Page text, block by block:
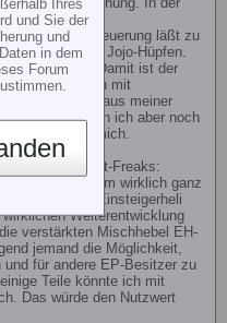
der
Die saubere Steuerung läßt zu
zum Jojo-Hüpfen.
geändert. Damit ist der
zu 10 Sekunden mit
geblieben (aus meiner
Wert). Da bin ich aber noch
melde ich mich.
alle EP-Concept-Freaks:
zu einem wirklich ganz
preiswerten Einsteigerheli
Weiterentwicklung
verstärkten Mischhebel EH-
jemand die Möglichkeit,
für andere EP-Besitzer zu
Teile könnte ich mit
Das würde den Nutzwert
und Sie der
und
in dem
Forum